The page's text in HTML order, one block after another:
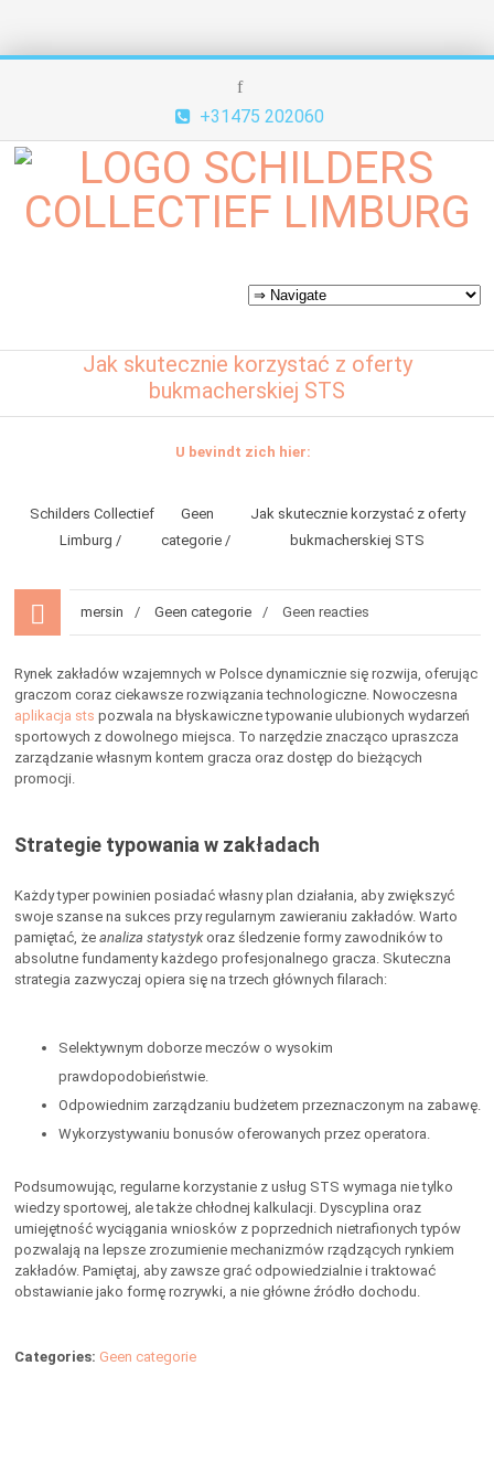
+31475 202060
Jak skutecznie korzystać z oferty
bukmacherskiej STS
U bevindt zich hier:
Schilders Collectief
Limburg
Geen
categorie
Jak skutecznie korzystać z oferty
bukmacherskiej STS
mersin Geen categorie Geen reacties
Rynek zakładów wzajemnych w Polsce dynamicznie się rozwija, oferując
graczom coraz ciekawsze rozwiązania technologiczne. Nowoczesna
aplikacja sts pozwala na błyskawiczne typowanie ulubionych wydarzeń
sportowych z dowolnego miejsca. To narzędzie znacząco upraszcza
zarządzanie własnym kontem gracza oraz dostęp do bieżących
promocji.
Strategie typowania w zakładach
Każdy typer powinien posiadać własny plan działania, aby zwiększyć
swoje szanse na sukces przy regularnym zawieraniu zakładów. Warto
pamiętać, że analiza statystykoraz śledzenie formy zawodników to
absolutne fundamenty każdego profesjonalnego gracza. Skuteczna
strategia zazwyczaj opiera się na trzech głównych filarach:
Selektywnym doborze meczów o wysokim
prawdopodobieństwie.
Odpowiednim zarządzaniu budżetem przeznaczonym na zabawę.
Wykorzystywaniu bonusów oferowanych przez operatora.
Podsumowując, regularne korzystanie z usług STS wymaga nie tylko
wiedzy sportowej, ale także chłodnej kalkulacji. Dyscyplina oraz
umiejętność wyciągania wniosków z poprzednich nietrafionych typów
pozwalają na lepsze zrozumienie mechanizmów rządzących rynkiem
zakładów. Pamiętaj, aby zawsze grać odpowiedzialnie i traktować
obstawianie jako formę rozrywki, a nie główne źródło dochodu.
Categories: Geen categorie